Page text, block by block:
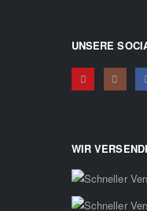
UNSERE
WIR